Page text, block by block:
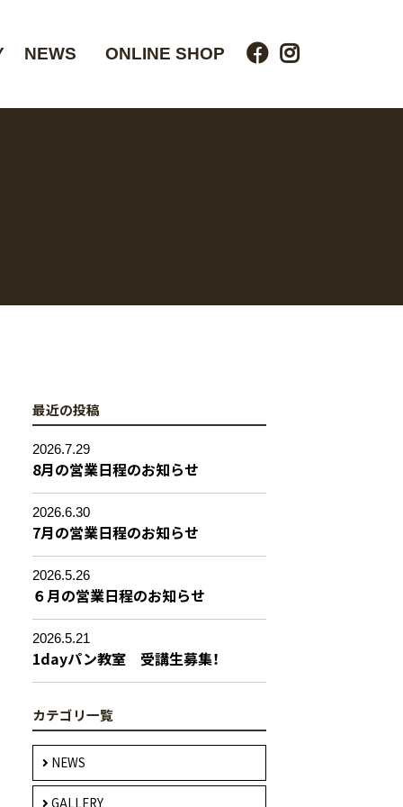
NEWS ONLINE SHOP
最近の投稿
2026.7.29
8月の営業日程のお知らせ
2026.6.30
7月の営業日程のお知らせ
2026.5.26
６月の営業日程のお知らせ
2026.5.21
1dayパン教室 受講生募集！
カテゴリ一覧
NEWS
GALLERY